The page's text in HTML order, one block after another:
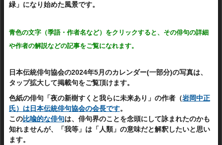
緑」になり始めた風景です。
青色の文字（季語・作者名など）をクリックすると、その俳句の詳細
や作者の解説などの記事をご覧になれます。
日本伝統俳句協会の2024年5月のカレンダー(一部分)の写真は、
タップ拡大して掲載句をご覧頂けます。
色紙の俳句「夜の新樹すくと我らに未来あり」の作者（岩岡中正
氏）は日本伝統俳句協会の会長です。
この比喩的な俳句は、俳句界のことを念頭にして詠まれたのかも
知れませんが、「我等」は「人類」の意味だと解釈したいと思い
ます。